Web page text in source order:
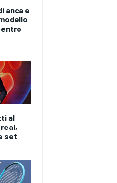
anca e
entro
al
set